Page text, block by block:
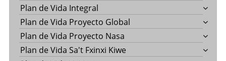
Plan de Vida Integral
Plan de Vida Proyecto Global
Plan de Vida Proyecto Nasa
Plan de Vida Sa't Fxinxi Kiwe